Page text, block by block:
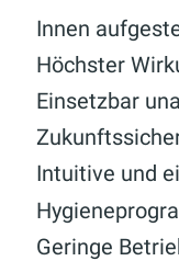
Innen
Höchster
Einsetzbar
Intuitive und
Geringe